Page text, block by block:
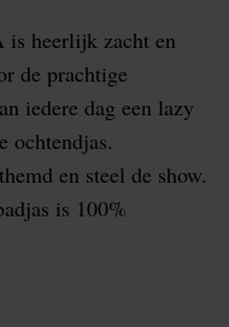
is heerlijk zacht en
de prachtige
iedere dag een lazy
ochtendjas.
en steel de show.
is 100%